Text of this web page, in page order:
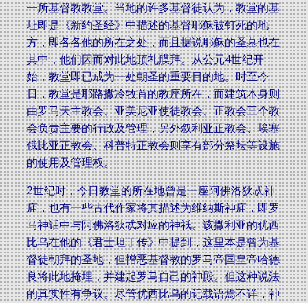
一所基督教教堂。当地的许多基督徒认为，教堂的基
址即是《新约圣经》中描述的基督耶稣被钉死的地
方，即各各他的所在之处，而且据说耶稣的圣墓也在
其中，他们因而对此地顶礼膜拜。从公元4世纪开
始，教堂即已成为一处朝圣的重要目的地。时至今
日，教堂是耶路撒冷牧首的教座所在，而建筑本身则
由罗马天主教会、亚美尼亚使徒教会、正教会三个教
会负责主要的行政及管理，另外叙利亚正教会、埃塞
俄比亚正教会、科普特正教会则享有部分祭坛等设施
的使用及管理权。
2世纪时，今日教堂的所在地曾是一座阿佛洛狄忒神
庙，也有一些古代作家将其描述为维纳斯神庙，即罗
马神话中与阿佛洛狄忒对应的神祇。该撒利亚的优西
比乌在他的《君士坦丁传》中提到，这里本是曾为基
督徒朝拜的圣地，但憎恶基督教的罗马帝国皇帝哈德
良将此地掩埋，并建起罗马自己的神殿。但这种说法
的真实性有争议。尽管优西比乌的记载语焉不详，神